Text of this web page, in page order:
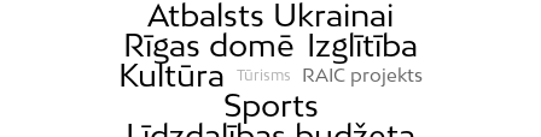
Atbalsts Ukrainai
Rīgas domē Izglītība
Kultūra
Tūrisms RAIC projekts
Sports